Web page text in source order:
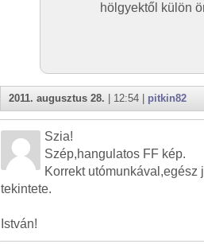
hölgyektől külön
2011. augusztus 28. | 12:54 | pitkin82
Szia!
Szép,hangulatos FF kép.
Korrekt utómunkával,egész
tekintete.
István!